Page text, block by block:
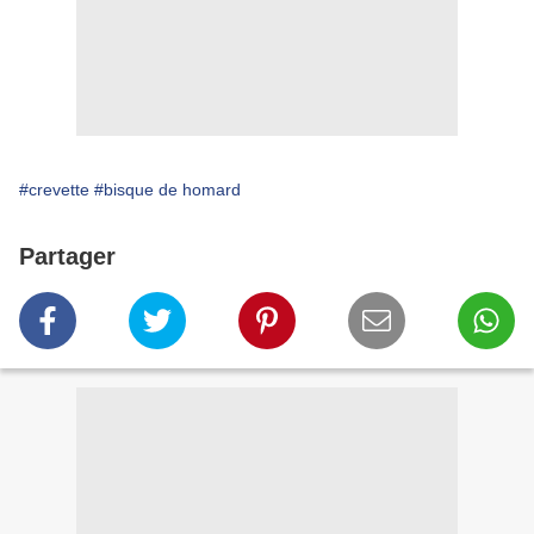
#crevette #bisque de homard
Partager